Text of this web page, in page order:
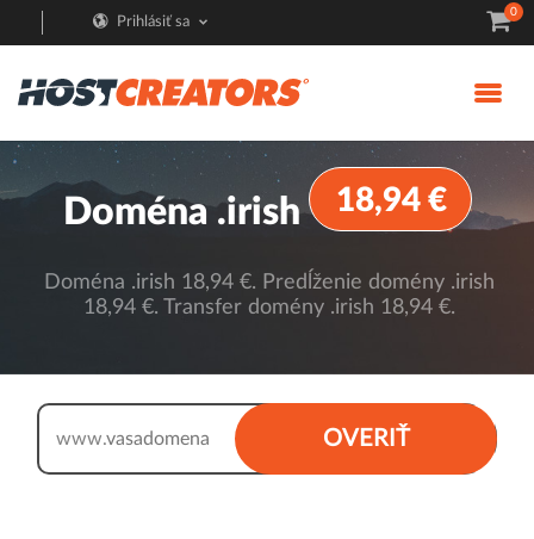
Prihlásiť sa
0
Doména .irish 18,94 €
Doména .irish 18,94 €. Predĺženie domény .irish
18,94 €. Transfer domény .irish 18,94 €.
OVERIŤ
www.